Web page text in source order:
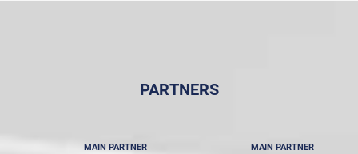
PARTNERS
MAIN PARTNER MAIN PARTNER